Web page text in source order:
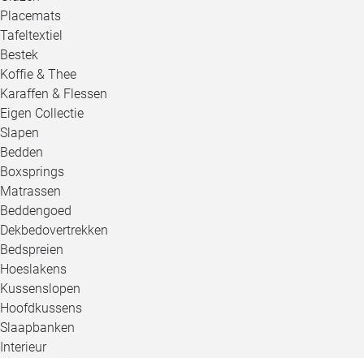
Placemats
Tafeltextiel
Bestek
Koffie & Thee
Karaffen & Flessen
Eigen Collectie
Slapen
Bedden
Boxsprings
Matrassen
Beddengoed
Dekbedovertrekken
Bedspreien
Hoeslakens
Kussenslopen
Hoofdkussens
Slaapbanken
Interieur